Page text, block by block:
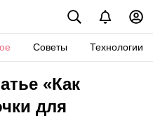
Советы Технологии
«Как
для